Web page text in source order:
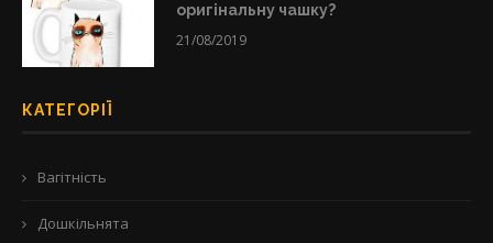
оригінальну чашку?
21/08/2019
КАТЕГОРІЇ
Вагітність
Дошкільнята